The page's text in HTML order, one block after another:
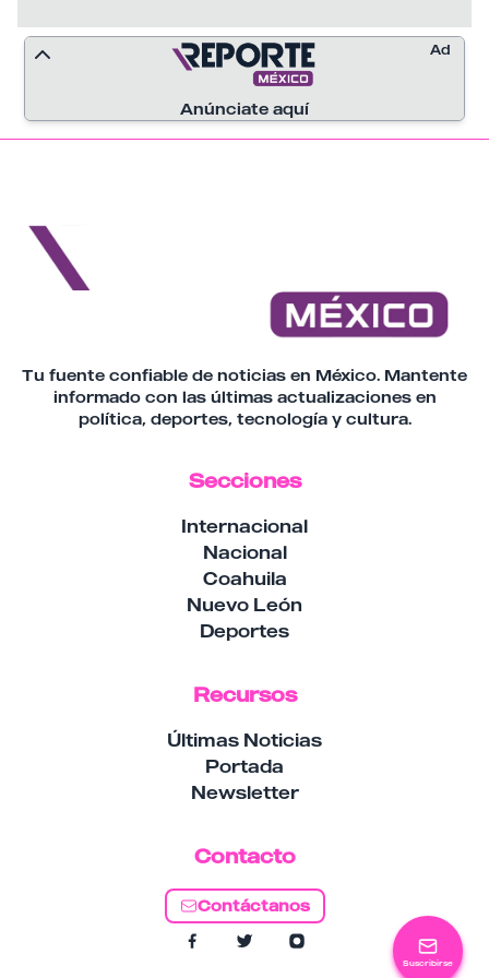
Suscribirse
Anúnciate aquí
Ad
Tu fuente confiable de noticias en México. Mantente
informado con las últimas actualizaciones en
política, deportes, tecnología y cultura.
Secciones
Internacional
Nacional
Coahuila
Nuevo León
Deportes
Recursos
Últimas Noticias
Portada
Newsletter
Contacto
Contáctanos